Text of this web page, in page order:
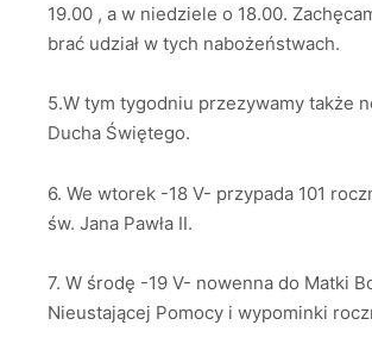
19.00 , a w niedziele o 18.00.
brać udział w tych nabożeństwach.
5.W tym tygodniu przezywamy także
Ducha Świętego.
6. We wtorek -18 V- przypada 101
św. Jana Pawła II.
7. W środę -19 V- nowenna do Matki
Nieustającej Pomocy i wypominki